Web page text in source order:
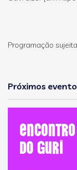
Programação
Próximos
do GURI